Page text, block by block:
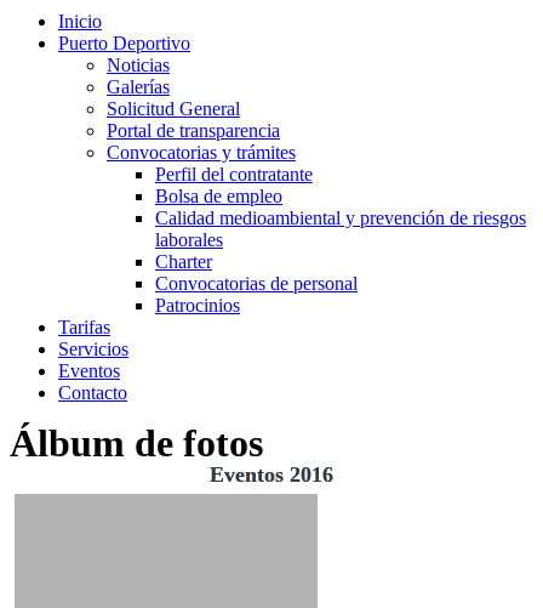
Inicio
Puerto Deportivo
Noticias
Galerías
Solicitud General
Portal de transparencia
Convocatorias y trámites
Perfil del contratante
Bolsa de empleo
Calidad medioambiental y prevención de riesgos
laborales
Charter
Convocatorias de personal
Patrocinios
Tarifas
Servicios
Eventos
Contacto
Álbum de fotos
Eventos 2016